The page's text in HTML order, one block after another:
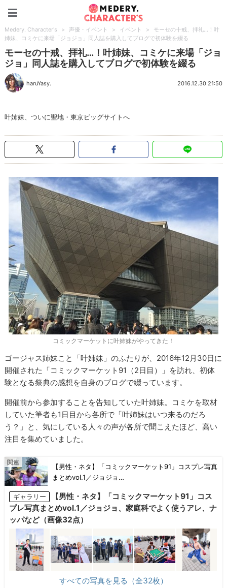
Medery. Character's > 声優・イベント > イベント >
モーセの十戒、拝礼…！叶
姉妹、コミケに来場「ジョジョ」同人誌を購入してブログで初体験を綴る
モーセの十戒、拝礼…！叶姉妹、コミケに来場「ジョ
ジョ」同人誌を購入してブログで初体験を綴る
haruYasy. 2016.12.30 21:50
叶姉妹、ついに聖地・東京ビッグサイトへ
コミックマーケットに叶姉妹がやってきた！
ゴージャス姉妹こと「叶姉妹」のふたりが、2016年12月30日に
開催された「コミックマーケット91（2日目）」を訪れ、初体
験となる祭典の感想を自身のブログで綴っています。
開催前から参加することを告知していた叶姉妹。コミケを取材
していた筆者も1日目から各所で「叶姉妹はいつ来るのだろ
う？」と、気にしている人々の声が各所で聞こえたほど、高い
注目を集めていました。
【男性・ネタ】「コミックマーケット91」コスプレ写真
まとめvol.1／ジョジョ…
ギャラリー
【男性・ネタ】「コミックマーケット91」コス
プレ写真まとめvol.1／ジョジョ、家庭科でよく使うアレ、ナ
ッパなど（画像32点）
すべての写真を見る（全32枚）